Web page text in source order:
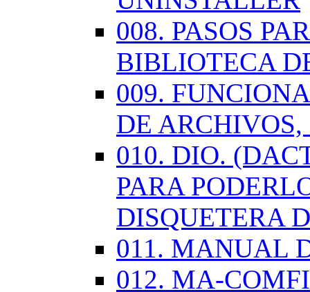
008. PASOS
BIBLIOTECA
009.
DE
010. DIO.
PARA
DISQUETERA
011. MANUAL
012. MA-